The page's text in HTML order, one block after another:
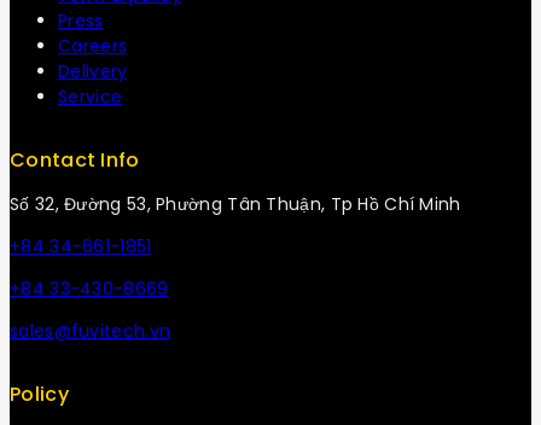
Press
Careers
Delivery
Service
Contact Info
Số 32, Đường 53, Phường Tân Thuận, Tp Hồ Chí Minh
+84 34-661-1851
+84 33-430-8669
sales@fuvitech.vn
Policy